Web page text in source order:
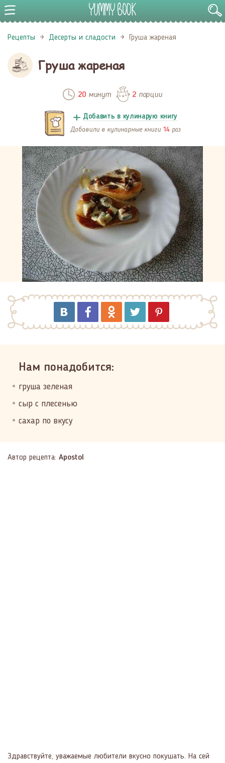
Рецепты Десерты и сладости Груша жареная
Груша жареная
20минут 2порции
Добавить в кулинарую книгу
Добавили в кулинарные книги 14 раз
Нам понадобится:
груша зеленая
сыр с плесенью
сахар по вкусу
Автор рецепта: Apostol
Здравствуйте, уважаемые любители вкусно покушать. На сей